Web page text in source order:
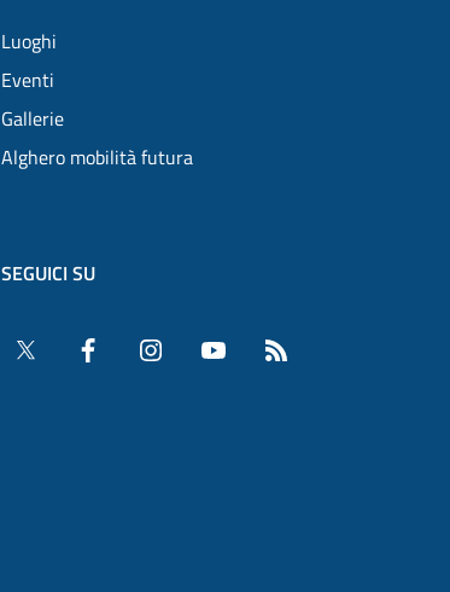
Luoghi
Eventi
Gallerie
Alghero mobilità futura
SEGUICI SU
Twitter Facebook InstagramYouTube